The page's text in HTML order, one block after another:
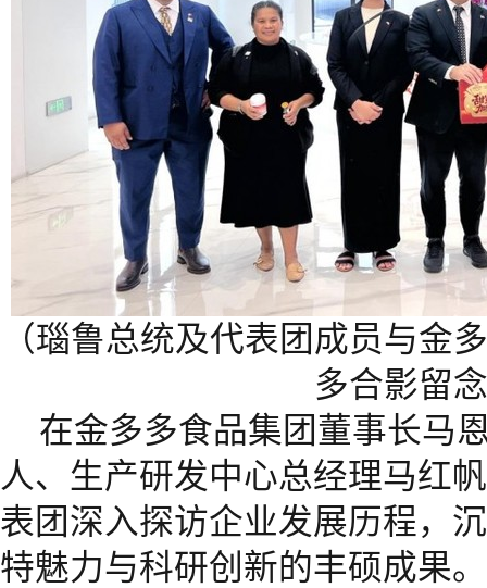
（瑙鲁总统及代表团成员与金
多合影留
在金多多食品集团董事长马
人、生产研发中心总经理马红
表团深入探访企业发展历程，
特魅力与科研创新的丰硕成果